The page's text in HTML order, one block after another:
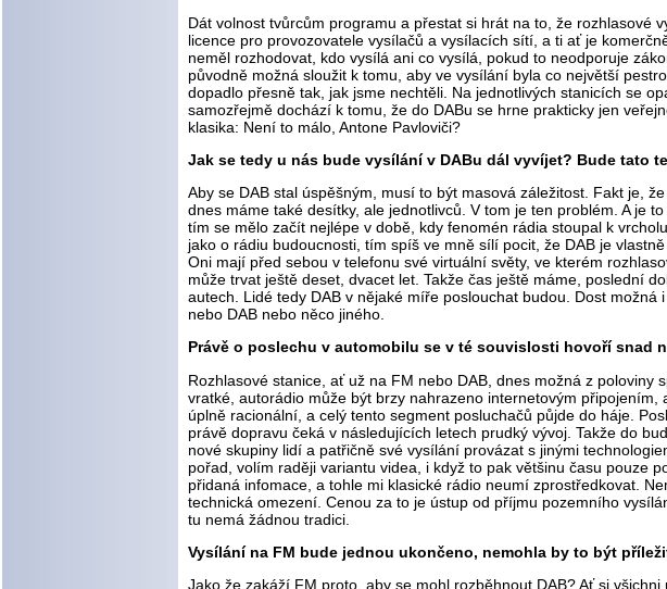
Dát volnost tvůrcům programu a přestat si hrát na to, že rozhlasové
licence pro provozovatele vysílačů a vysílacích sítí, a ti ať je
neměl rozhodovat, kdo vysílá ani co vysílá, pokud to neodporuje
původně možná sloužit k tomu, aby ve vysílání byla co největší
dopadlo přesně tak, jak jsme nechtěli. Na jednotlivých stanicích se
samozřejmě dochází k tomu, že do DABu se hrne prakticky jen
klasika: Není to málo, Antone Pavloviči?
Jak se tedy u nás bude vysílání v DABu dál vyvíjet? Bude tato
Aby se DAB stal úspěšným, musí to být masová záležitost. Fakt je,
dnes máme také desítky, ale jednotlivců. V tom je ten problém. A je
tím se mělo začít nejlépe v době, kdy fenomén rádia stoupal k
jako o rádiu budoucnosti, tím spíš ve mně sílí pocit, že DAB je
Oni mají před sebou v telefonu své virtuální světy, ve kterém
může trvat ještě deset, dvacet let. Takže čas ještě máme, poslední
autech. Lidé tedy DAB v nějaké míře poslouchat budou. Dost
nebo DAB nebo něco jiného.
Právě o poslechu v automobilu se v té souvislosti hovoří snad
Rozhlasové stanice, ať už na FM nebo DAB, dnes možná z
vratké, autorádio může být brzy nahrazeno internetovým
úplně racionální, a celý tento segment posluchačů půjde do háje.
právě dopravu čeká v následujících letech prudký vývoj. Takže do
nové skupiny lidí a patřičně své vysílání provázat s jinými
pořad, volím raději variantu videa, i když to pak většinu času pouze
přidaná infomace, a tohle mi klasické rádio neumí zprostředkovat.
technická omezení. Cenou za to je ústup od příjmu pozemního
tu nemá žádnou tradici.
Vysílání na FM bude jednou ukončeno, nemohla by to být
Jako že zakáží FM proto, aby se mohl rozběhnout DAB? Ať si